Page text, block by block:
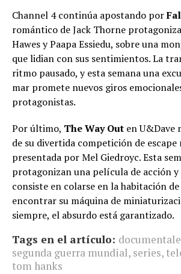
Channel 4 continúa apostando por
romántico de Jack Thorne
Hawes y Paapa Essiedu, sobre una
que lidian con sus sentimientos. La
ritmo pausado, y esta semana una
mar promete nuevos giros
protagonistas.
Por último, The Way Out en U&Dave
de su divertida competición de escape
presentada por Mel Giedroyc. Esta
protagonizan una película de acción
consiste en colarse en la habitación
encontrar su máquina de
siempre, el absurdo está garantizado.
Tags en el artículo:
segunda guerra mundial, series,
tom hanks